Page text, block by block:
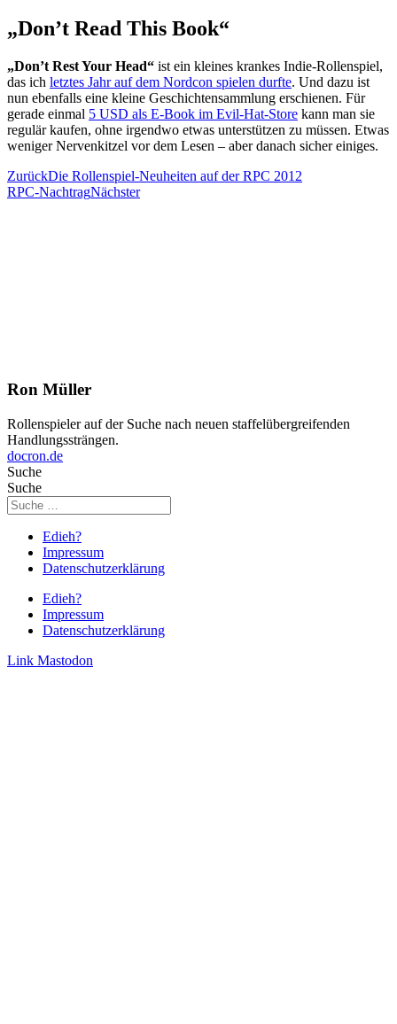
„Don’t Read This Book“
„Don’t Rest Your Head“ ist ein kleines krankes Indie-Rollenspiel,
das ich letztes Jahr auf dem Nordcon spielen durfte. Und dazu ist
nun ebenfalls eine kleine Geschichtensammlung erschienen. Für
gerade einmal 5 USD als E-Book im Evil-Hat-Store kann man sie
regulär kaufen, ohne irgendwo etwas unterstützen zu müssen. Etwas
weniger Nervenkitzel vor dem Lesen – aber danach sicher einiges.
ZurückDie Rollenspiel-Neuheiten auf der RPC 2012
RPC-NachtragNächster
Ron Müller
Rollenspieler auf der Suche nach neuen staffelübergreifenden
Handlungssträngen.
docron.de
Suche
Suche
Edieh?
Impressum
Datenschutzerklärung
Edieh?
Impressum
Datenschutzerklärung
Link Mastodon